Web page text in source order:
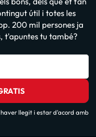
útil i totes les
200 mil persones ja
t'apuntes tu també?
llegit i estar d'acord amb